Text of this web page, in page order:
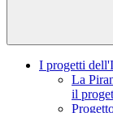
I progetti
La
il